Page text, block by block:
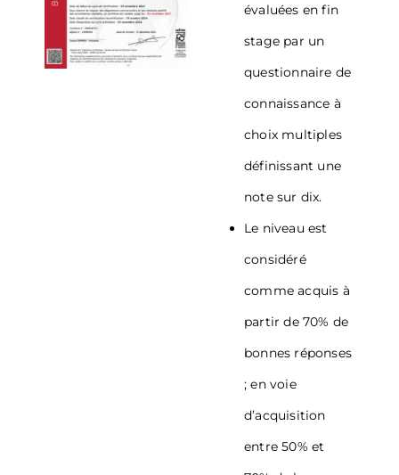
évaluées en fin
stage par un
questionnaire de
connaissance à
choix multiples
définissant une
note sur dix.
Le niveau est
considéré
comme acquis à
partir de 70% de
bonnes réponses
; en voie
d’acquisition
entre 50% et